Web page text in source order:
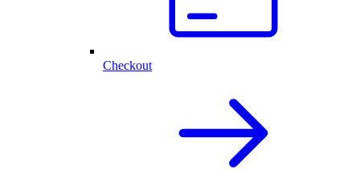
Checkout